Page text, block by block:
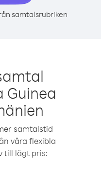
samtalsrubriken
Guinea
samtalstid
våra flexibla
till lågt pris: